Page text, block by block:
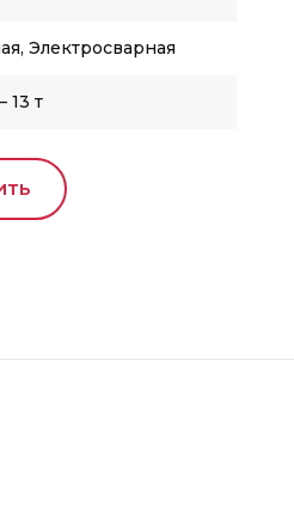
Электросварная
13 т